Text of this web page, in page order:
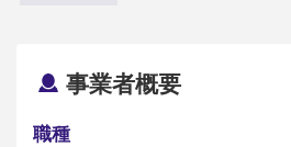
事業者概要
職種